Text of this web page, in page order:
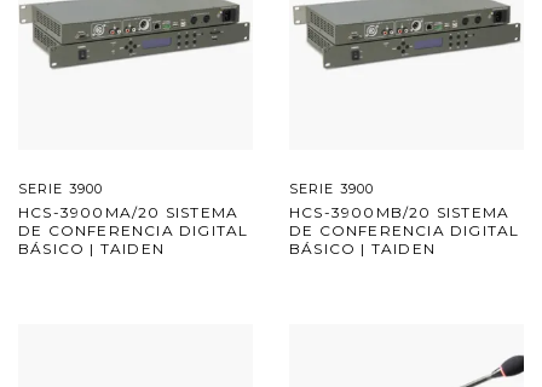
SERIE 3900
HCS-3900MA/20 SISTEMA
DE CONFERENCIA DIGITAL
BÁSICO | TAIDEN
SERIE 3900
HCS-3900MB/20 SISTEMA
DE CONFERENCIA DIGITAL
BÁSICO | TAIDEN